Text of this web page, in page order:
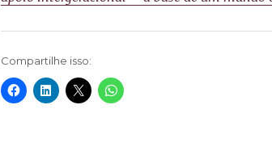
Compartilhe isso: